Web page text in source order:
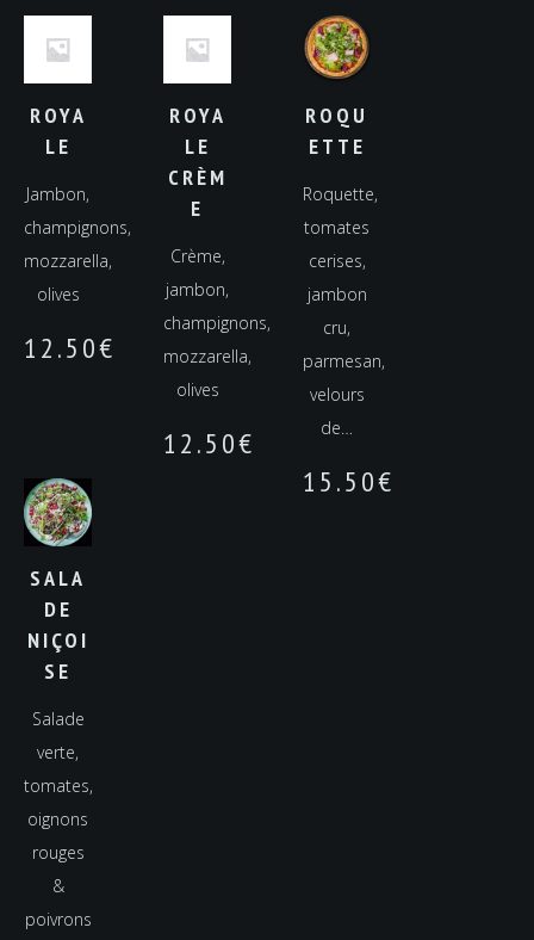
ROQU
ETTE
Roquette,
tomates
cerises,
jambon
cru,
parmesan,
velours
de…
15.50€
ROYA
LE
Jambon,
champignons,
mozzarella,
olives
12.50€
ROYA
LE
CRÈM
E
Crème,
jambon,
champignons,
mozzarella,
olives
12.50€
SALA
DE
NIÇOI
SE
Salade
verte,
tomates,
oignons
rouges
&
poivrons